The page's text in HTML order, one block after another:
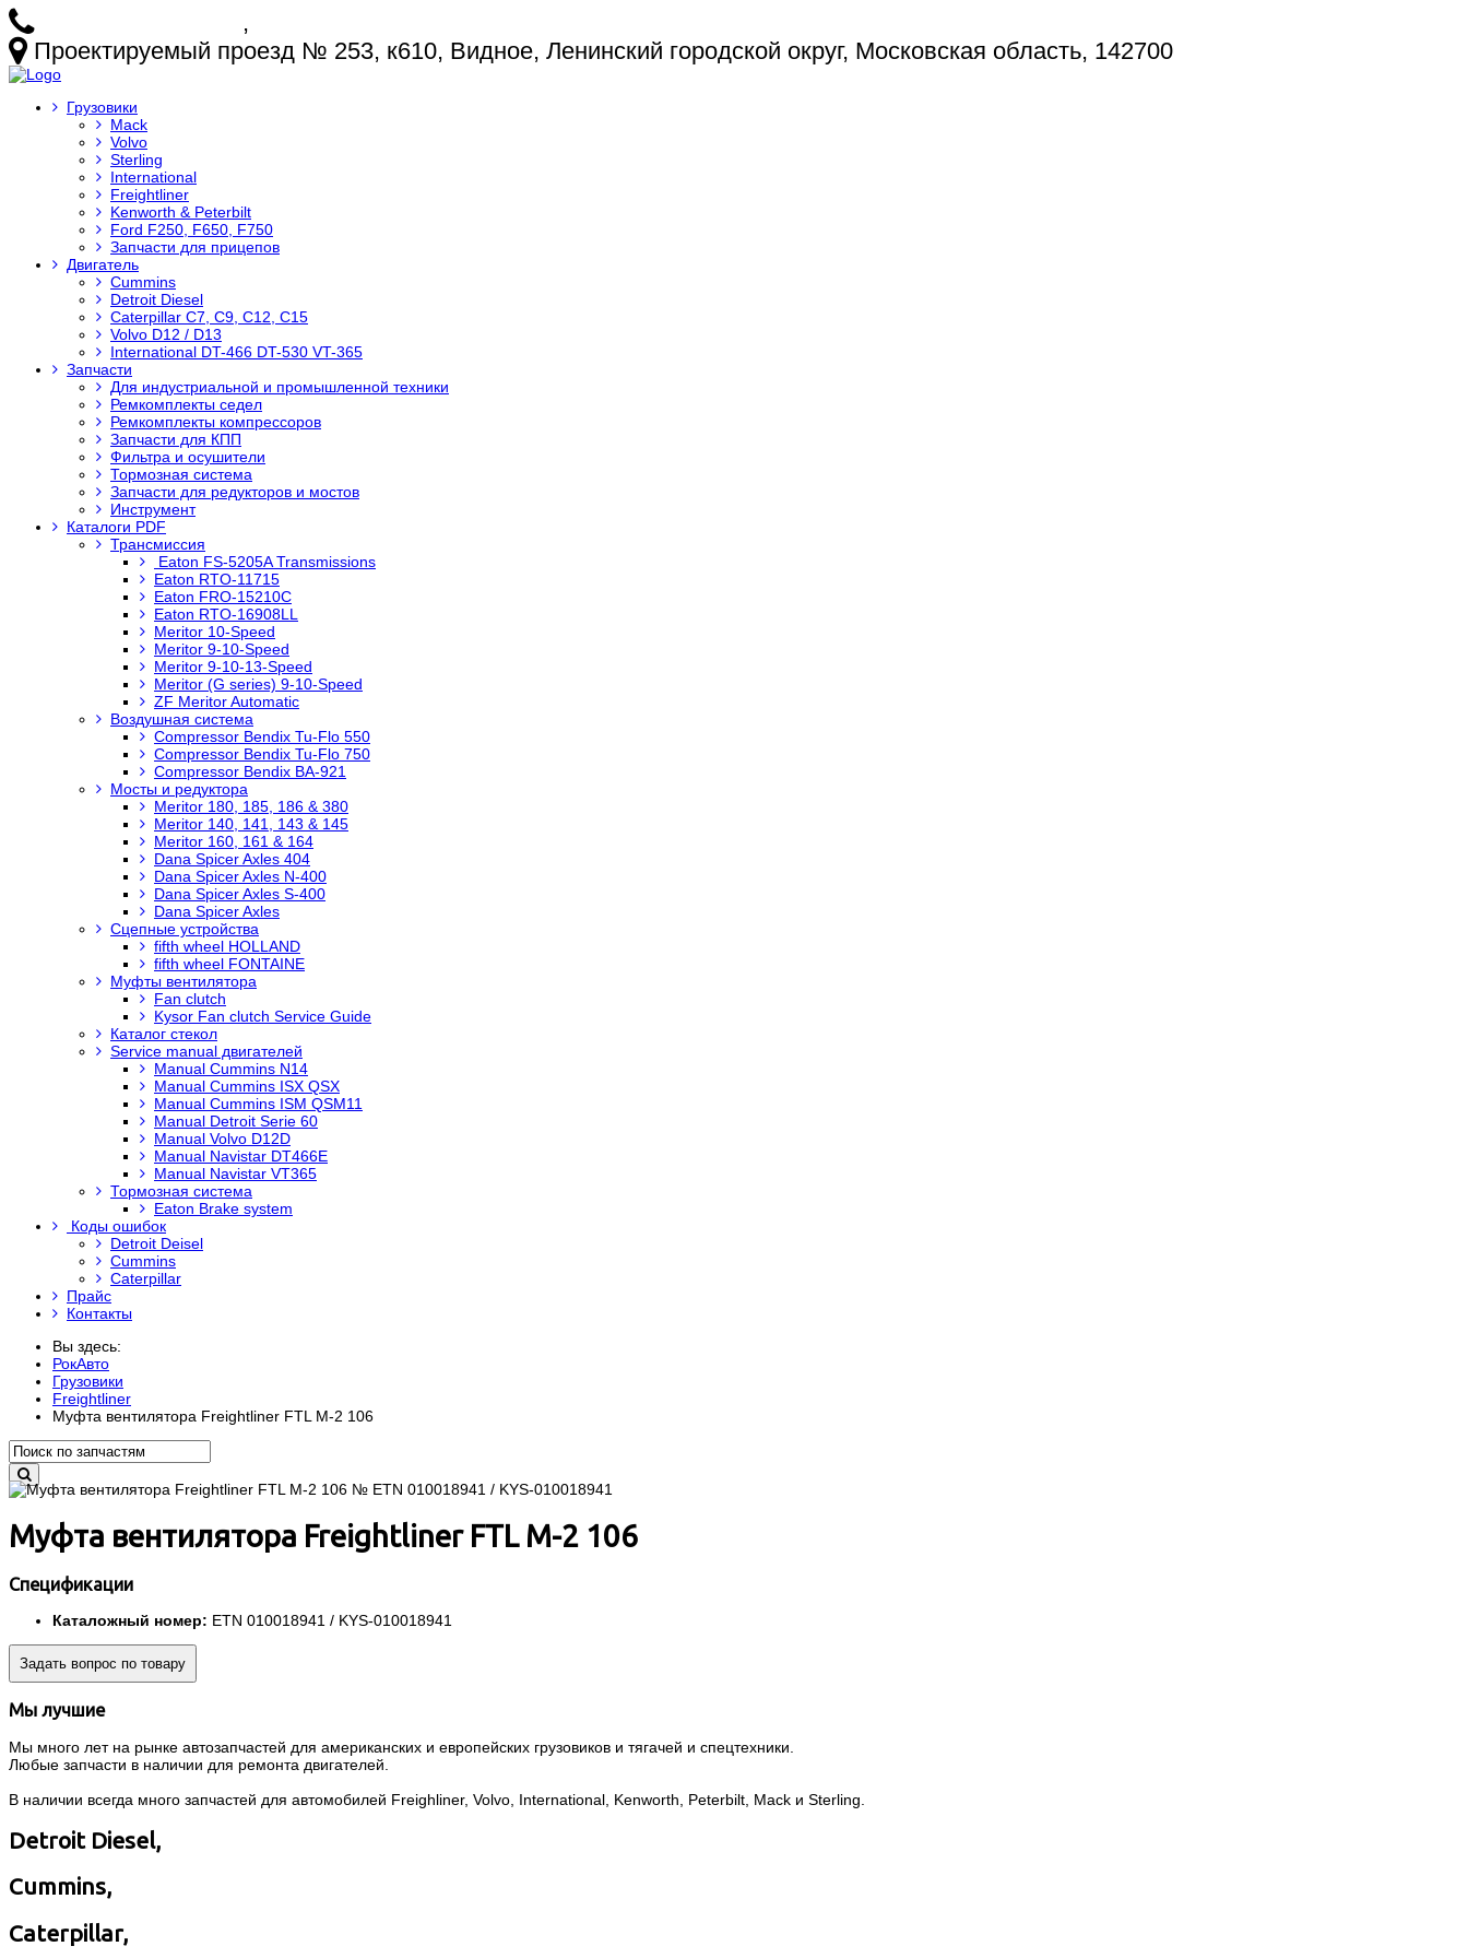
,
Проектируемый проезд № 253, к610, Видное, Ленинский городской округ, Московская область, 142700
Грузовики
Mack
Volvo
Sterling
International
Freightliner
Kenworth & Peterbilt
Ford F250, F650, F750
Запчасти для прицепов
Двигатель
Cummins
Detroit Diesel
Caterpillar C7, C9, C12, C15
Volvo D12 / D13
International DT-466 DT-530 VT-365
Запчасти
Для индустриальной и промышленной техники
Ремкомплекты седел
Ремкомплекты компрессоров
Запчасти для КПП
Фильтра и осушители
Тормозная система
Запчасти для редукторов и мостов
Инструмент
Каталоги PDF
Трансмиссия
Eaton FS-5205A Transmissions
Eaton RTO-11715
Eaton FRO-15210C
Eaton RTO-16908LL
Meritor 10-Speed
Meritor 9-10-Speed
Meritor 9-10-13-Speed
Meritor (G series) 9-10-Speed
ZF Meritor Automatic
Воздушная система
Compressor Bendix Tu-Flo 550
Compressor Bendix Tu-Flo 750
Compressor Bendix BA-921
Мосты и редуктора
Meritor 180, 185, 186 & 380
Meritor 140, 141, 143 & 145
Meritor 160, 161 & 164
Dana Spicer Axles 404
Dana Spicer Axles N-400
Dana Spicer Axles S-400
Dana Spicer Axles
Сцепные устройства
fifth wheel HOLLAND
fifth wheel FONTAINE
Муфты вентилятора
Fan clutch
Kysor Fan clutch Service Guide
Каталог стекол
Service manual двигателей
Manual Cummins N14
Manual Cummins ISX QSX
Manual Cummins ISM QSM11
Manual Detroit Serie 60
Manual Volvo D12D
Manual Navistar DT466E
Manual Navistar VT365
Тормозная система
Eaton Brake system
Коды ошибок
Detroit Deisel
Cummins
Caterpillar
Прайс
Контакты
Вы здесь:
РокАвто
Грузовики
Freightliner
Муфта вентилятора Freightliner FTL M-2 106
Муфта вентилятора Freightliner FTL M-2 106
Спецификации
Каталожный номер: ETN 010018941 / KYS-010018941
Задать вопрос по товару
Мы лучшие
Мы много лет на рынке автозапчастей для американских и европейских грузовиков и тягачей и спецтехники.
Любые запчасти в наличии для ремонта двигателей.
В наличии всегда много запчастей для автомобилей Freighliner, Volvo, International, Kenworth, Peterbilt, Mack и Sterling.
Detroit Diesel,
Cummins,
Caterpillar,